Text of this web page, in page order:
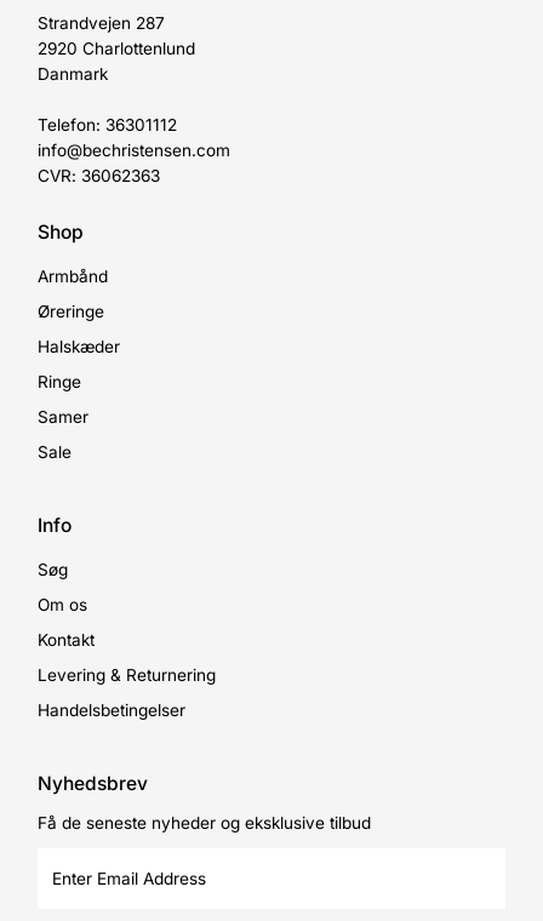
Strandvejen 287
2920 Charlottenlund
Danmark
Telefon: 36301112
info@bechristensen.com
CVR: 36062363
Shop
Armbånd
Øreringe
Halskæder
Ringe
Samer
Sale
Info
Søg
Om os
Kontakt
Levering & Returnering
Handelsbetingelser
Nyhedsbrev
Få de seneste nyheder og eksklusive tilbud
Email